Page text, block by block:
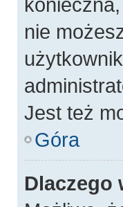
nie
Jest też
Góra
Dlaczego